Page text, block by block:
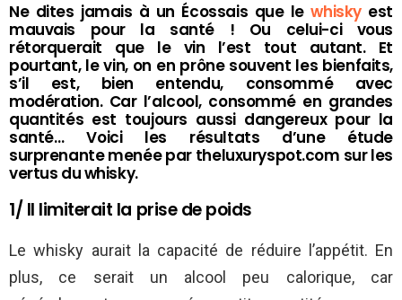
Ne dites jamais à un Écossais que lewhisky est
mauvais pour la santé ! Ou celui-ci vous
rétorquerait que le vin l’est tout autant. Et
pourtant, le vin, on en prône souvent les bienfaits,
s’il est, bien entendu, consommé avec
modération. Car l’alcool, consommé en grandes
quantités est toujours aussi dangereux pour la
santé… Voici les résultats d’une étude
surprenante menée par theluxuryspot.com sur les
vertus du whisky.
1/ Il limiterait la prise de poids
Le whisky aurait la capacité de réduire l’appétit. En
plus, ce serait un alcool peu calorique, car